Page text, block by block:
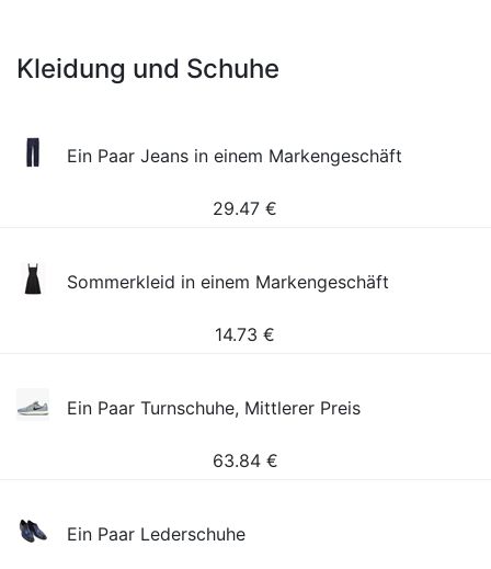
Kleidung und Schuhe
Ein Paar Jeans in einem Markengeschäft
29.47 €
Sommerkleid in einem Markengeschäft
14.73 €
Ein Paar Turnschuhe, Mittlerer Preis
63.84 €
Ein Paar Lederschuhe